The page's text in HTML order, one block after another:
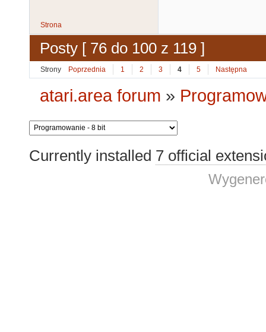
Strona
Posty [ 76 do 100 z 119 ]
Strony Poprzednia 1 2 3 4 5 Następna
atari.area forum »
Currently installed 7 official